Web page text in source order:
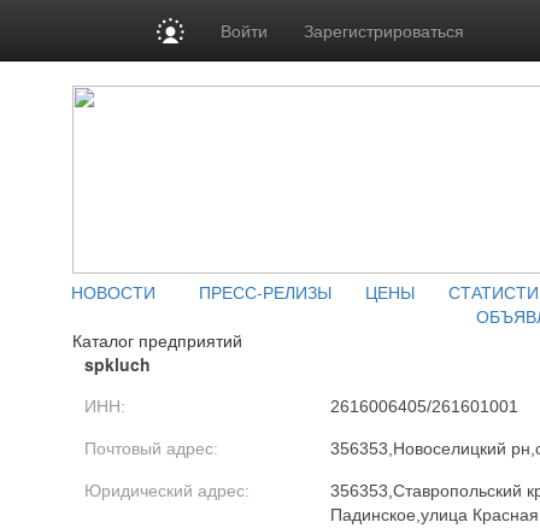
Войти Зарегистрироваться
НОВОСТИ ПРЕСС-РЕЛИЗЫ ЦЕНЫ
Каталог предприятий
spkluch
ИНН: 2616006405/261601001
Почтовый адрес: 356353,Новоселицкий
Юридический адрес:
356353,Ставропольский
Падинское,улица